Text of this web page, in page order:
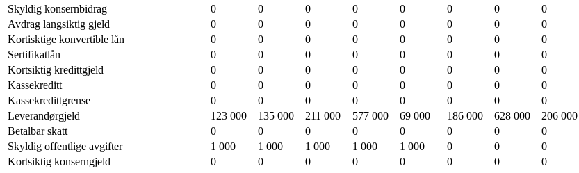
Skyldig konsernbidrag
0 0 0 0 0 0 0 0
Avdrag langsiktig gjeld
0 0 0 0 0 0 0 0
Kortisktige konvertible lån
0 0 0 0 0 0 0 0
Sertifikatlån
0 0 0 0 0 0 0 0
Kortsiktig kredittgjeld
0 0 0 0 0 0 0 0
Kassekreditt
0 0 0 0 0 0 0 0
Kassekredittgrense
0 0 0 0 0 0 0 0
Leverandørgjeld
123 000 135 000 211 000 577 000 69 000 186 000 628 000 206 000
Betalbar skatt
0 0 0 0 0 0 0 0
Skyldig offentlige avgifter
1 000 1 000 1 000 1 000 1 000 0 0 0
Kortsiktig konserngjeld
0 0 0 0 0 0 0 0